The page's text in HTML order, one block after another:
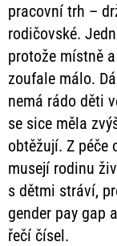
pracovní trh –
rodičovské.
protože místně
zoufale málo.
nemá rádo děti
se sice měla
obtěžují. Z péče
musejí rodinu
s dětmi stráví,
gender pay gap
řečí čísel.